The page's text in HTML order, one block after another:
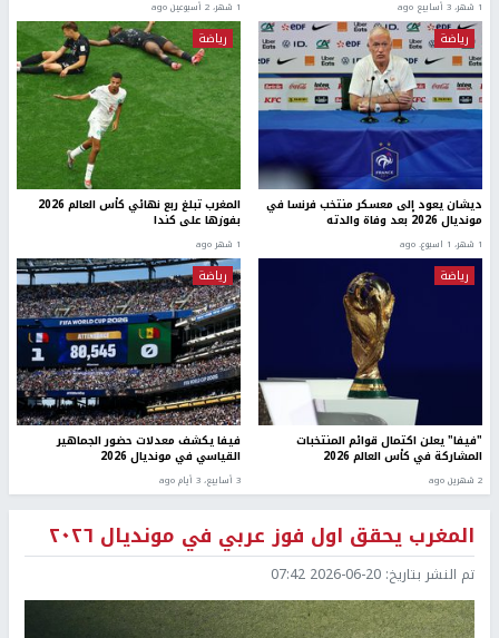
1 شهر، 3 أسابيع ago 1 شهر، 2 أسبوعين ago
رياضة
ديشان يعود إلى معسكر منتخب فرنسا في
مونديال 2026 بعد وفاة والدته
1 شهر، 1 اسبوع. ago
رياضة
المغرب تبلغ ربع نهائي كأس العالم 2026
بفوزها على كندا
1 شهر ago
رياضة
"فيفا" يعلن اكتمال قوائم المنتخبات
المشاركة في كأس العالم 2026
2 شهرين ago
رياضة
فيفا يكشف معدلات حضور الجماهير
القياسي في مونديال 2026
3 أسابيع، 3 أيام ago
المغرب يحقق اول فوز عربي في مونديال ٢٠٢٦
تم النشر بتاريخ: 2026-06-20 07:42